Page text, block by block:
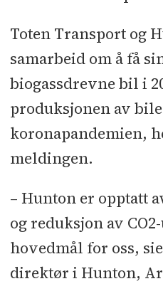
Toten Transport og
samarbeid om å få
biogassdrevne bil i
produksjonen av
koronapandemien,
meldingen.
– Hunton er opptatt
og reduksjon av
hovedmål for oss,
direktør i Hunton,